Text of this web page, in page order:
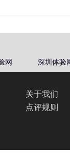
网 深圳体验
关于我们
点评规则